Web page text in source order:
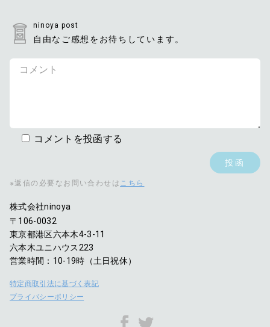
ninoya post
自由なご感想をお待ちしています。
コメントを投函する
※返信の必要なお問い合わせは こちら
株式会社ninoya
〒106-0032
東京都港区六本木4-3-11
六本木ユニハウス223
営業時間：10-19時（土日祝休）
特定商取引法に基づく表記
プライバシーポリシー